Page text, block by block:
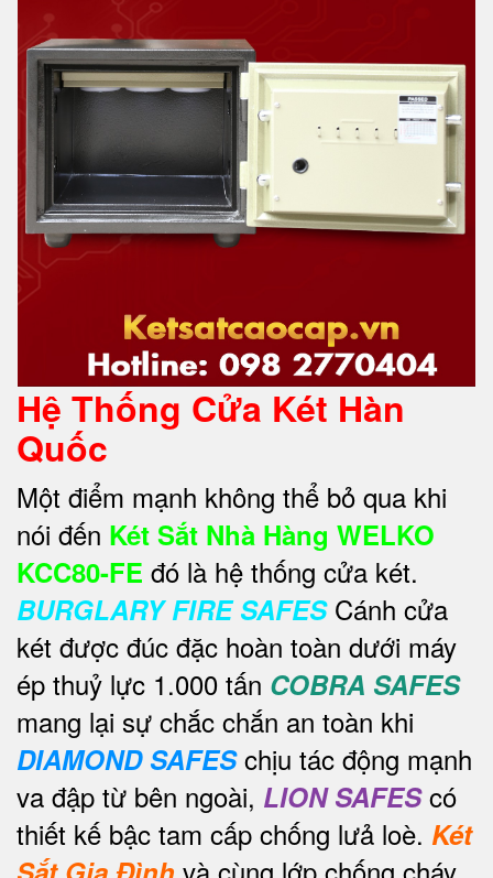
Hệ Thống Cửa Két Hàn
Quốc
Một điểm mạnh không thể bỏ qua khi
nói đến Két Sắt Nhà Hàng WELKO
KCC80-FE đó là hệ thống cửa két.
BURGLARY FIRE SAFESCánh cửa
két được đúc đặc hoàn toàn dưới máy
ép thuỷ lực 1.000 tấn COBRA SAFES
mang lại sự chắc chắn an toàn khi
DIAMOND SAFESchịu tác động mạnh
va đập từ bên ngoài, LION SAFEScó
thiết kế bậc tam cấp chống lưả loè. Két
và cùng lớp chống cháy